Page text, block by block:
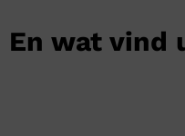
En wat vind